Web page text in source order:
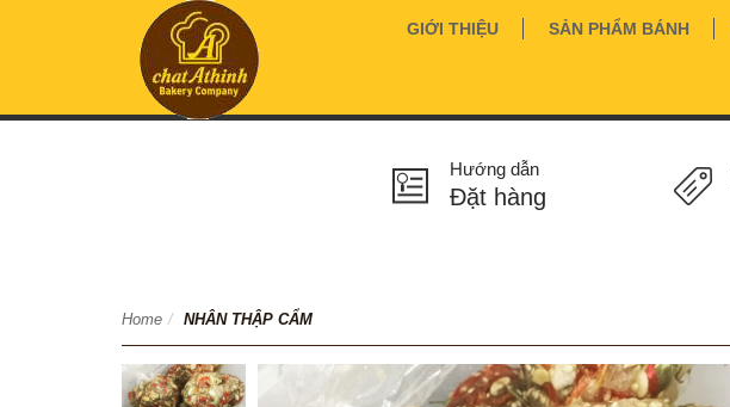
GIỚI THIỆU SẢN PHẨM BÁNH
Hướng dẫn
Đặt hàng
Home / NHÂN THẬP CẨM